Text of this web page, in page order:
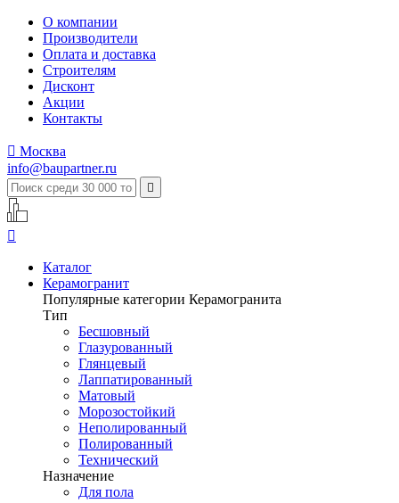
О компании
Производители
Оплата и доставка
Строителям
Дисконт
Акции
Контакты
 Москва
info@baupartner.ru


Каталог
Керамогранит
Популярные категории Керамогранита
Тип
Бесшовный
Глазурованный
Глянцевый
Лаппатированный
Матовый
Морозостойкий
Неполированный
Полированный
Технический
Назначение
Для пола